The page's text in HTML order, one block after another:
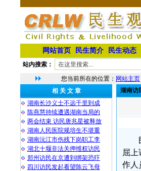
网站首页 民生简介 民生动态
站内搜索：
您当前所在的位置： 网站主页
相 关 文 章
湖南长沙义士不远千里到成
陈燕慧持续遭遇湖南当局的
两会结束 访民唐兆星被释放
湖南人民医院规培生不堪重
湖南沅江市伤残下岗职工李
湖北十堰非法关押维权访民
郑州访民在京遭到绑架恐吓
四川访民发起看望陈云飞母
湖南访
屈上
作人